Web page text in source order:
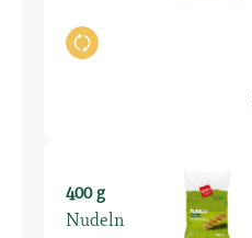
Auswahl ändern
400 g
Nudeln